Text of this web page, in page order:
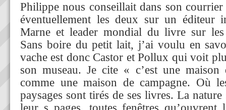
Philippe nous conseillait dans son
éventuellement les deux sur un éditeur
Marne et leader mondial du livre sur les
Sans boire du petit lait, j’ai voulu en
vache est donc Castor et Pollux qui voit
son museau. Je cite « c’est une maison
comme une maison de campagne. Où
paysages sont tirés de ses livres. La